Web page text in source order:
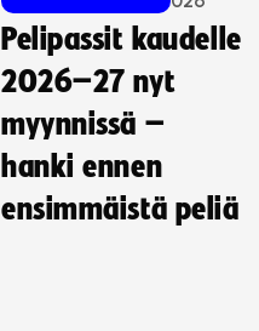
Pelipassit kaudelle
2026–27 nyt
myynnissä –
hanki ennen
ensimmäistä peliä